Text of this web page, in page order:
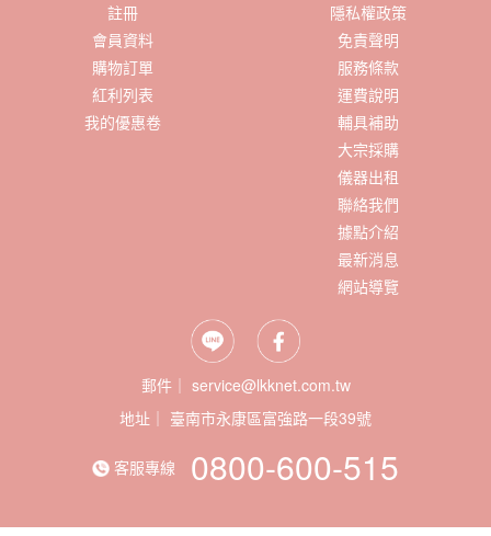
註冊
會員資料
購物訂單
紅利列表
我的優惠卷
隱私權政策
免責聲明
服務條款
運費說明
輔具補助
大宗採購
儀器出租
聯絡我們
據點介紹
最新消息
網站導覽
郵件｜ service@lkknet.com.tw
地址｜
客服專線 0800-600-515